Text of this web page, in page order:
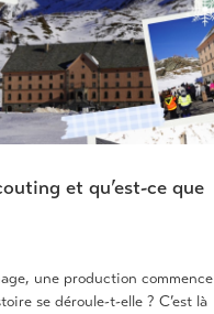
et qu’est-ce que
une production commence
se déroule-t-elle ? C’est là